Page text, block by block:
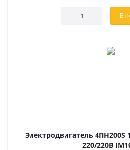
В
Электродвигатель 4ПН200S
220/220В